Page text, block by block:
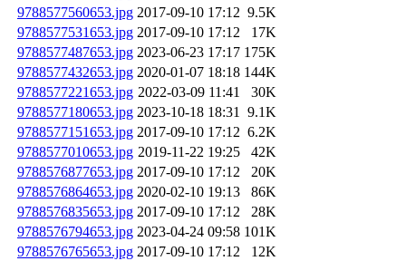
9788577560653.jpg 2017-09-10 17:12 9.5K
9788577531653.jpg 2017-09-10 17:12
17K
9788577487653.jpg 2023-06-23 17:17 175K
9788577432653.jpg 2020-01-07 18:18 144K
9788577221653.jpg 2022-03-09 11:41
30K
9788577180653.jpg 2023-10-18 18:31 9.1K
9788577151653.jpg 2017-09-10 17:12 6.2K
9788577010653.jpg 2019-11-22 19:25
42K
9788576877653.jpg 2017-09-10 17:12
20K
9788576864653.jpg 2020-02-10 19:13
86K
9788576835653.jpg 2017-09-10 17:12
28K
9788576794653.jpg 2023-04-24 09:58 101K
9788576765653.jpg 2017-09-10 17:12
12K